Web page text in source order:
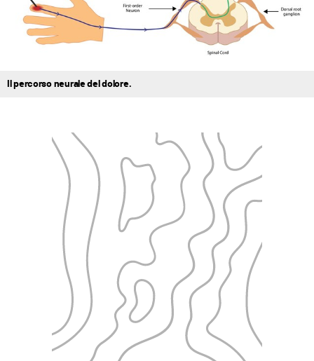
Il percorso neurale del dolore.